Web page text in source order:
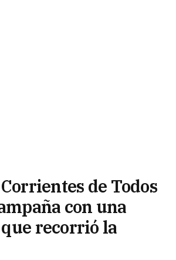
de Todos
con una
recorrió la